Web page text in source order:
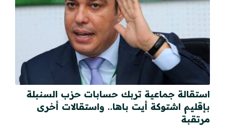
استقالة جماعية تربك حسابات حزب السنبلة
بإقليم اشتوكة أيت باها.. واستقالات أخرى
مرتقبة